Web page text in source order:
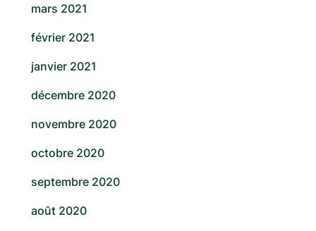
mars 2021
février 2021
janvier 2021
décembre 2020
novembre 2020
octobre 2020
septembre 2020
août 2020